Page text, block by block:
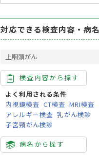
対応できる検査内容・病名
上咽頭がん
検査内容から探す
よく利用される条件
内視鏡検査 CT検査 MRI検査
アレルギー検査 乳がん検診
子宮頸がん検診
病名から探す